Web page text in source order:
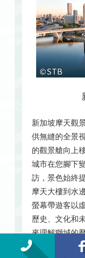
新加坡摩天觀
供無縫的全景
的觀景艙向上
城市在您腳下
訪，景色始終
摩天大樓到水
螢幕帶遊客以
歷史、文化和
來理解獅城的
輪。觀景艙寬